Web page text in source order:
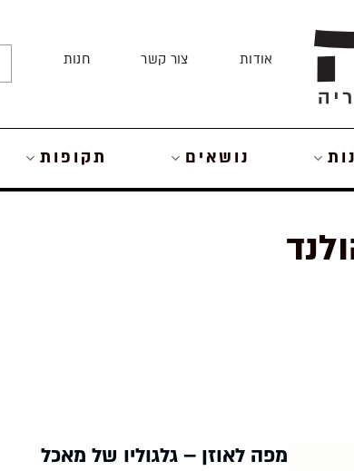
אודות צור קשר חנות
נושאים תקופות
מפה לאוזן – גלגוליו של מאכל